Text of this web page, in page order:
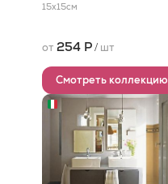
15x15см
от 254 Р/ шт
Смотреть коллекцию